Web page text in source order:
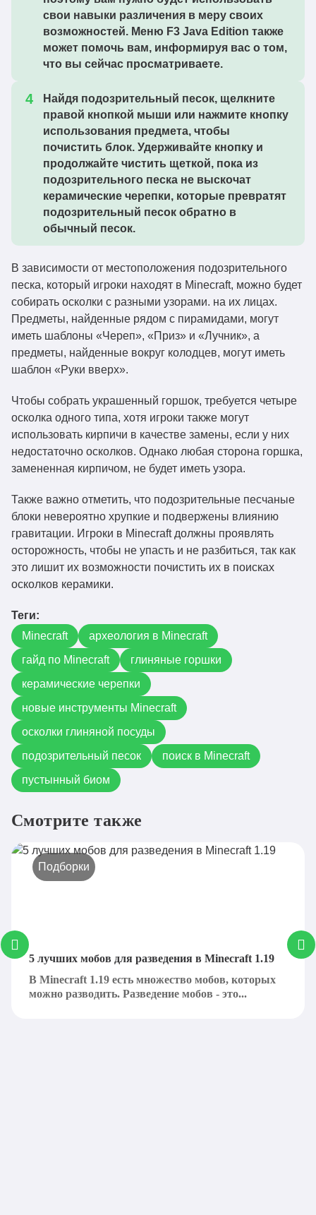
свои навыки различения в меру своих
возможностей. Меню F3 Java Edition также
может помочь вам, информируя вас о том,
что вы сейчас просматриваете.
Найдя подозрительный песок, щелкните
правой кнопкой мыши или нажмите кнопку
использования предмета, чтобы
почистить блок. Удерживайте кнопку и
продолжайте чистить щеткой, пока из
подозрительного песка не выскочат
керамические черепки, которые превратят
подозрительный песок обратно в
обычный песок.
В зависимости от местоположения подозрительного
песка, который игроки находят в Minecraft, можно будет
собирать осколки с разными узорами. на их лицах.
Предметы, найденные рядом с пирамидами, могут
иметь шаблоны «Череп», «Приз» и «Лучник», а
предметы, найденные вокруг колодцев, могут иметь
шаблон «Руки вверх».
Чтобы собрать украшенный горшок, требуется четыре
осколка одного типа, хотя игроки также могут
использовать кирпичи в качестве замены, если у них
недостаточно осколков. Однако любая сторона горшка,
замененная кирпичом, не будет иметь узора.
Также важно отметить, что подозрительные песчаные
блоки невероятно хрупкие и подвержены влиянию
гравитации. Игроки в Minecraft должны проявлять
осторожность, чтобы не упасть и не разбиться, так как
это лишит их возможности почистить их в поисках
осколков керамики.
Теги:
Minecraft
археология в Minecraft
гайд по Minecraft
глиняные горшки
керамические черепки
новые инструменты Minecraft
осколки глиняной посуды
подозрительный песок
поиск в Minecraft
пустынный биом
Смотрите также
Подборки
5 лучших мобов для разведения в Minecraft 1.19
В Minecraft 1.19 есть множество мобов, которых
можно разводить. Разведение мобов - это...